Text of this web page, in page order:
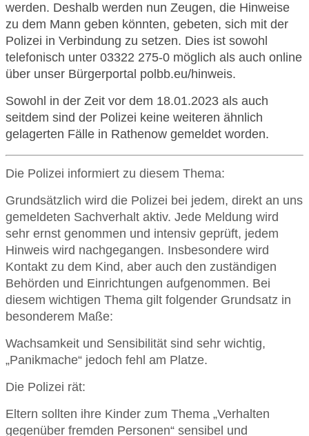
werden. Deshalb werden nun Zeugen, die Hinweise
zu dem Mann geben könnten, gebeten, sich mit der
Polizei in Verbindung zu setzen. Dies ist sowohl
telefonisch unter 03322 275-0 möglich als auch online
über unser Bürgerportal polbb.eu/hinweis.
Sowohl in der Zeit vor dem 18.01.2023 als auch
seitdem sind der Polizei keine weiteren ähnlich
gelagerten Fälle in Rathenow gemeldet worden.
Die Polizei informiert zu diesem Thema:
Grundsätzlich wird die Polizei bei jedem, direkt an uns
gemeldeten Sachverhalt aktiv. Jede Meldung wird
sehr ernst genommen und intensiv geprüft, jedem
Hinweis wird nachgegangen. Insbesondere wird
Kontakt zu dem Kind, aber auch den zuständigen
Behörden und Einrichtungen aufgenommen. Bei
diesem wichtigen Thema gilt folgender Grundsatz in
besonderem Maße:
Wachsamkeit und Sensibilität sind sehr wichtig,
„Panikmache“ jedoch fehl am Platze.
Die Polizei rät:
Eltern sollten ihre Kinder zum Thema „Verhalten
gegenüber fremden Personen“ sensibel und